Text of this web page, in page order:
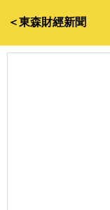
＜東森財經新聞